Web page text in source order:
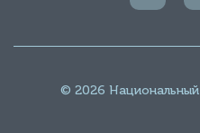
© 2026